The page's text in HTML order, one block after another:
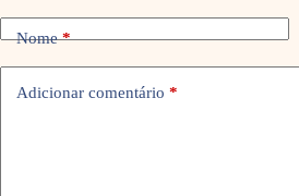
Nome*
Adicionar comentário *